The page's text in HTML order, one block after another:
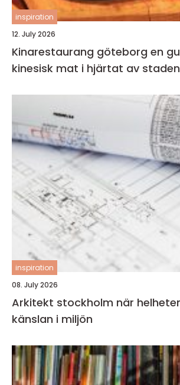
inspiration
12. July 2026
Kinarestaurang göteborg en guide till
kinesisk mat i hjärtat av staden
inspiration
08. July 2026
Arkitekt stockholm när helheten avgör
känslan i miljön